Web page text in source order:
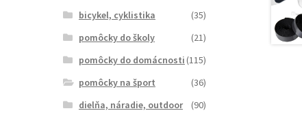
bicykel, cyklistika
(35)
pomôcky do školy
(21)
pomôcky do domácnosti (115)
pomôcky na šport
(36)
dielňa, náradie, outdoor
(90)